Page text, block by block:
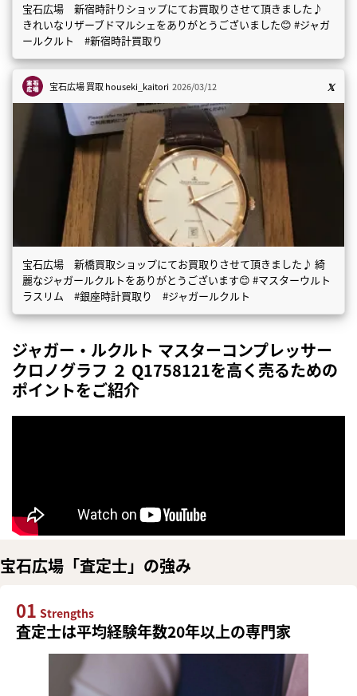
宝石広場 新宿時計りショップにてお買取りさせて頂きました♪
きれいなリザーブドマルシェをありがとうございました😊 #ジャガ
ールクルト #新宿時計買取り
宝石広場 買取houseki_kaitori 2026/03/12
宝石広場 新橋買取ショップにてお買取りさせて頂きました♪ 綺
麗なジャガールクルトをありがとうございます😊 #マスターウルト
ラスリム #銀座時計買取り #ジャガールクルト
ジャガー・ルクルト マスターコンプレッサー
クロノグラフ ２ Q1758121を高く売るための
ポイントをご紹介
宝石広場「査定士」の強み
01 Strengths
査定士は平均経験年数20年以上の専門家